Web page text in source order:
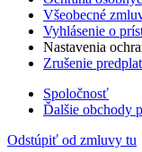
Všeobecné
Vyhlásenie o
Nastavenia
Zrušenie
Spoločnosť
Ďalšie obchody
Odstúpiť od zmluvy tu